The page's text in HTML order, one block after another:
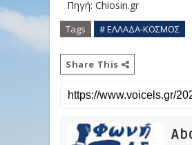
Πηγή: Chiosin.gr
Tags # ΕΛΛΑΔΑ-ΚΟΣΜΟΣ
Share This